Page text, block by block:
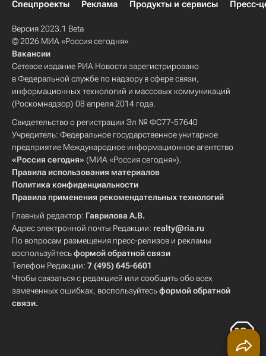
Спецпроекты
Реклама Продукты и сервисы Пресс-
Версия 2023.1 Beta
© 2026 МИА «Россия сегодня»
Вакансии
Сетевое издание РИА Новости зарегистрировано
в Федеральной службе по надзору в сфере связи,
информационных технологий и массовых коммуникаций
(Роскомнадзор) 08 апреля 2014 года.
Свидетельство о регистрации Эл № ФС77-57640
Учредитель: Федеральное государственное унитарное
предприятие Международное информационное агентство
«Россия сегодня» (МИА «Россия сегодня»).
Правила использования материалов
Политика конфиденциальности
Правила применения рекомендательных технологий
Главный редактор: Гаврилова А.В.
Адрес электронной почты Редакции: realty@ria.ru
По вопросам размещения пресс-релизов и рекламы
воспользуйтесьформой обратной связи
Телефон Редакции: 7 (495) 645-6601
Чтобы связаться с редакцией или сообщить обо всех
замеченных ошибках, воспользуйтесьформой обратной
связи.